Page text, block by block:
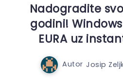
Nadogradite
godini! Windows
EURA uz
Autor Josip